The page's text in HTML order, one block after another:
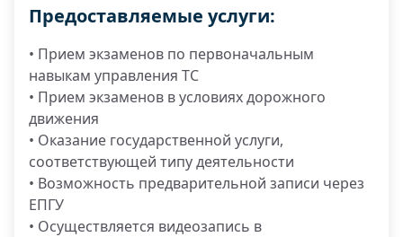
Предоставляемые услуги:
• Прием экзаменов по первоначальным
навыкам управления ТС
• Прием экзаменов в условиях дорожного
движения
• Оказание государственной услуги,
соответствующей типу деятельности
• Возможность предварительной записи через
ЕПГУ
• Осуществляется видеозапись в